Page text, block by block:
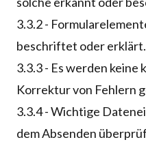
3.3.2 -
beschriftet oder erklärt.
3.3.3 - Es werden
Korrektur von Fehlern
3.3.4 - Wichtige
dem Absenden